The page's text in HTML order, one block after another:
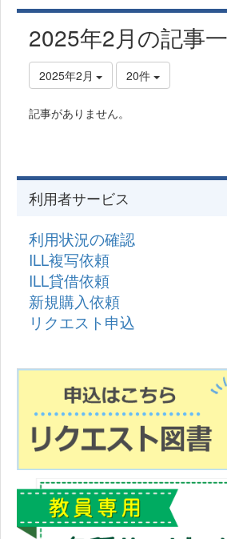
2025年2月の記事
2025年2月 20件
記事がありません。
利用者サービス
利用状況の確認
ILL複写依頼
ILL貸借依頼
新規購入依頼
リクエスト申込